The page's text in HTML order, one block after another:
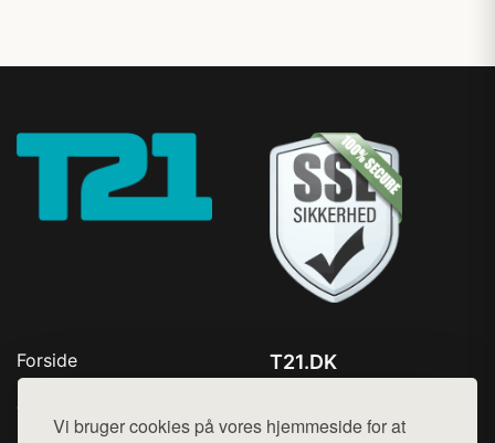
Vi bruger cookies på vores hjemmeside for at
Forside
Produkter
Top Rabatter
T21.DK